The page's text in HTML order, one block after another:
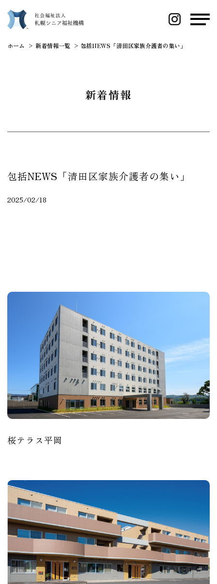
ホーム 新着情報一覧 包括NEWS「清田区家族介護者の集い」
新着情報
包括NEWS「清田区家族介護者の集い」
2025/02/18
桜テラス平岡